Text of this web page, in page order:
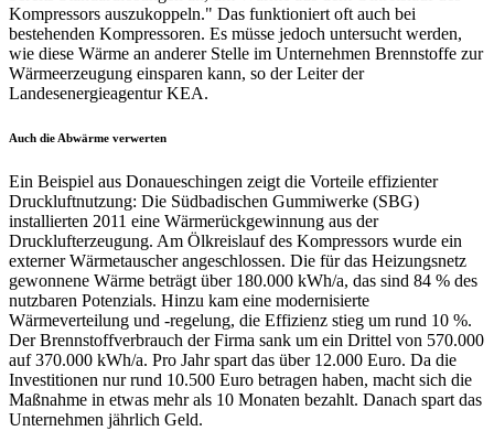
Kompressors auszukoppeln." Das funktioniert oft auch bei
bestehenden Kompressoren. Es müsse jedoch untersucht werden,
wie diese Wärme an anderer Stelle im Unternehmen Brennstoffe zur
Wärmeerzeugung einsparen kann, so der Leiter der
Landesenergieagentur KEA.
Auch die Abwärme verwerten
Ein Beispiel aus Donaueschingen zeigt die Vorteile effizienter
Druckluftnutzung: Die Südbadischen Gummiwerke (SBG)
installierten 2011 eine Wärmerückgewinnung aus der
Drucklufterzeugung. Am Ölkreislauf des Kompressors wurde ein
externer Wärmetauscher angeschlossen. Die für das Heizungsnetz
gewonnene Wärme beträgt über 180.000 kWh/a, das sind 84 % des
nutzbaren Potenzials. Hinzu kam eine modernisierte
Wärmeverteilung und -regelung, die Effizienz stieg um rund 10 %.
Der Brennstoffverbrauch der Firma sank um ein Drittel von 570.000
auf 370.000 kWh/a. Pro Jahr spart das über 12.000 Euro. Da die
Investitionen nur rund 10.500 Euro betragen haben, macht sich die
Maßnahme in etwas mehr als 10 Monaten bezahlt. Danach spart das
Unternehmen jährlich Geld.